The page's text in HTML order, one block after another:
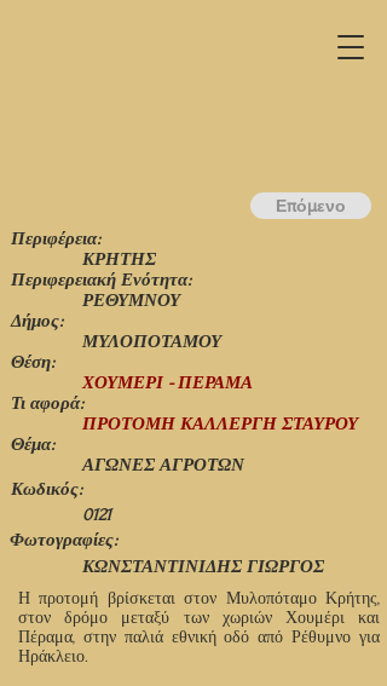
Περιφέρεια:
Η προτομή βρίσκεται στον Μυλοπόταμο Κρήτης,
στον δρόμο μεταξύ των χωριών Χουμέρι και
Πέραμα, στην παλιά εθνική οδό από Ρέθυμνο για
Ηράκλειο.
ΡΕΘΥΜΝΟΥ
ΚΡΗΤΗΣ
Περιφερειακή Ενότητα:
ΜΥΛΟΠΟΤΑΜΟΥ
Δήμος:
Θέση:
ΧΟΥΜΕΡΙ - ΠΕΡΑΜΑ
Τι αφορά:
ΠΡΟΤΟΜΗ ΚΑΛΛΕΡΓΗ ΣΤΑΥΡΟΥ
Θέμα:
ΑΓΩΝΕΣ ΑΓΡΟΤΩΝ
Φωτογραφίες:
ΚΩΝΣΤΑΝΤΙΝΙΔΗΣ ΓΙΩΡΓΟΣ
Κωδικός:
0121
Επόμενο